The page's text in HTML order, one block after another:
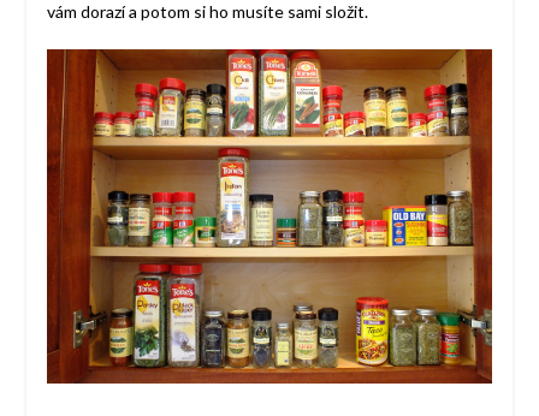
vám dorazí a potom si ho musíte sami složit.